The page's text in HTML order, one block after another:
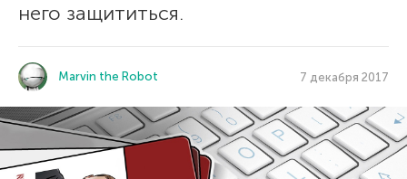
него защититься.
Marvin the Robot 7 декабря 2017